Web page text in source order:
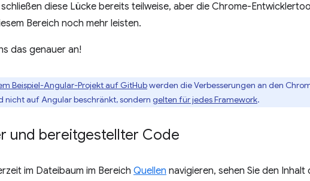
schließen diese Lücke bereits teilweise, aber die Chrome-
Bereich noch mehr leisten.
das genauer an!
Beispiel-Angular-Projekt auf GitHubwerden die Verbesserungen an den
nicht auf Angular beschränkt, sondern gelten für jedes Framework.
und bereitgestellter Code
im Dateibaum im Bereich Quellen navigieren, sehen Sie den